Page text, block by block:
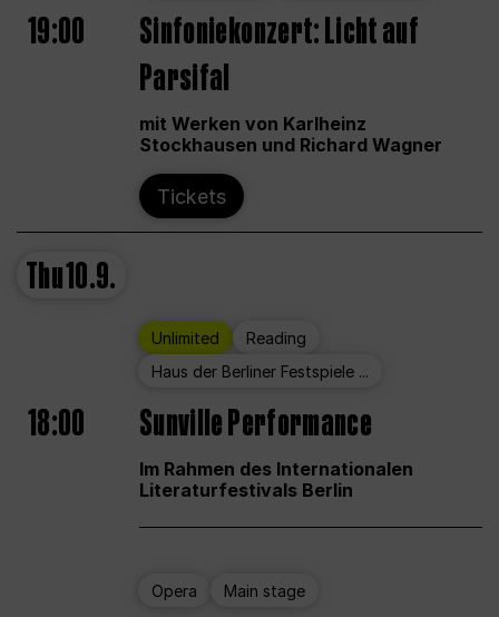
19:00
Sinfoniekonzert: Licht auf
Parsifal
mit Werken von Karlheinz
Stockhausen und Richard Wagner
Tickets
Thu10.9.
Unlimited
Reading
Haus der Berliner Festspiele ...
18:00 Sunville Performance
Im Rahmen des Internationalen
Literaturfestivals Berlin
Opera Main stage